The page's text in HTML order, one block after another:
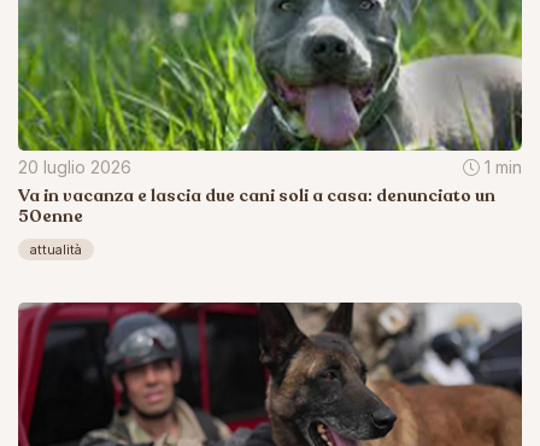
20 luglio 2026 1 min
Va in vacanza e lascia due cani soli a casa: denunciato un
50enne
attualità